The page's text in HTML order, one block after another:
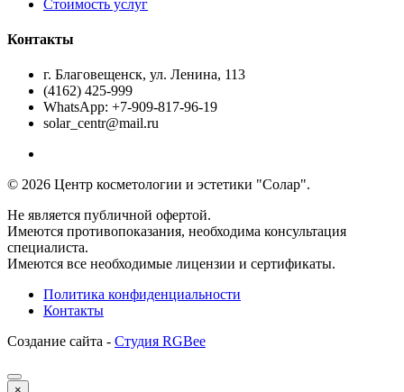
Стоимость услуг
Контакты
г. Благовещенск, ул. Ленина, 113
(4162) 425-999
WhatsApp: +7-909-817-96-19
solar_centr@mail.ru
© 2026 Центр косметологии и эстетики "Солар".
Не является публичной офертой.
Имеются противопоказания, необходима консультация
специалиста.
Имеются все необходимые лицензии и сертификаты.
Политика конфиденциальности
Контакты
Создание сайта - Студия RGBee